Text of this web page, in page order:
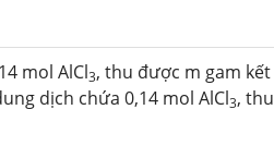
mol AlCl3, thu được m gam kết
dịch chứa 0,14 mol AlCl3, thu